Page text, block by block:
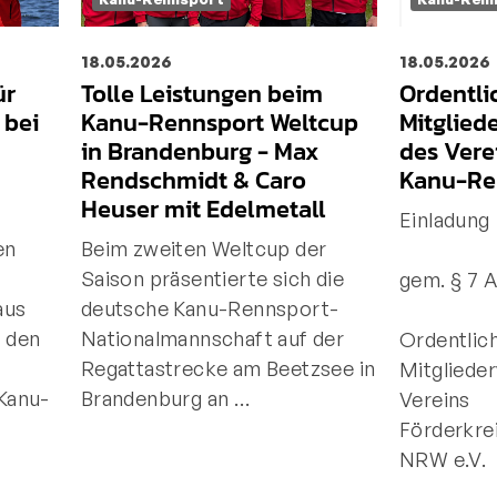
18.05.2026
Tolle Leistungen beim
Kanu-Rennsport Weltcup
in Brandenburg - Max
Rendschmidt & Caro
Heuser mit Edelmetall
Beim zweiten Weltcup der
Saison präsentierte sich die
deutsche Kanu-Rennsport-
Nationalmannschaft auf der
Regattastrecke am Beetzsee in
Brandenburg an …
18.05.2026
des
Kanu-
Einladung
gem. § 7
Vereins
NRW e.V.